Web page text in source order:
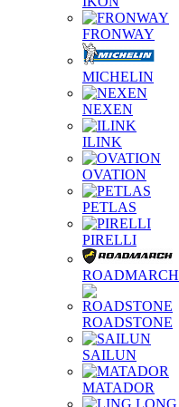
FRONWAY
MICHELIN
NEXEN
ILINK
OVATION
PETLAS
PIRELLI
ROADMARCH
ROADSTONE
SAILUN
MATADOR